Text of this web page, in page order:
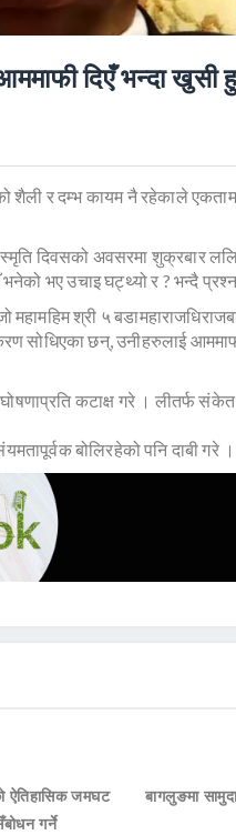
दिएँ भन्दा खुसी
शैली र दम्भ कायम नै रहेकाले
दिवसको अवसरमा शुक्रबार
भए उचाइ घट्थ्यो र ? भन्दै
श्री ५
सोधिएका छन्, उनीहरुलाई
कटाक्ष गरे । लीतर्फ संकेत
बोलिरहेको पनि दाबी गरे ।
ऐतिहासिक जमघट
गर्ने
बागलुङमा